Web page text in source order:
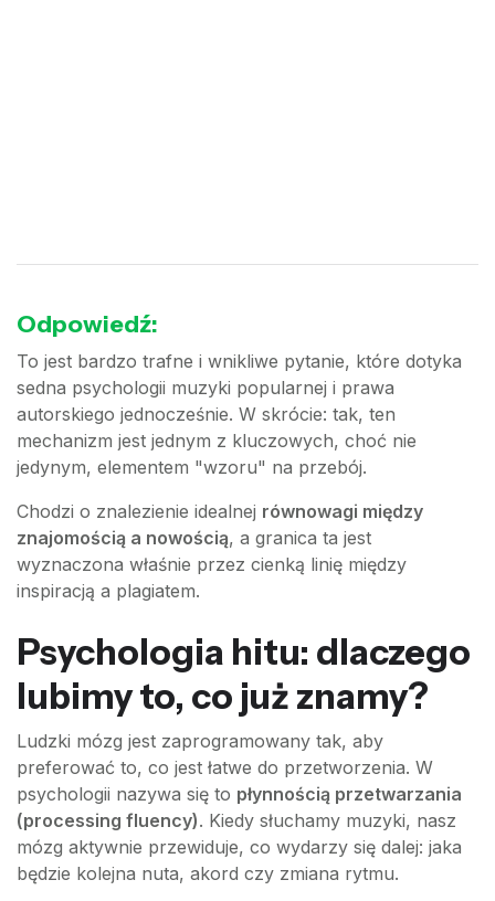
Odpowiedź:
To jest bardzo trafne i wnikliwe pytanie, które dotyka
sedna psychologii muzyki popularnej i prawa
autorskiego jednocześnie. W skrócie: tak, ten
mechanizm jest jednym z kluczowych, choć nie
jedynym, elementem "wzoru" na przebój.
Chodzi o znalezienie idealnej równowagi między
znajomością a nowością, a granica ta jest
wyznaczona właśnie przez cienką linię między
inspiracją a plagiatem.
Psychologia hitu: dlaczego
lubimy to, co już znamy?
Ludzki mózg jest zaprogramowany tak, aby
preferować to, co jest łatwe do przetworzenia. W
psychologii nazywa się to płynnością przetwarzania
(processing fluency). Kiedy słuchamy muzyki, nasz
mózg aktywnie przewiduje, co wydarzy się dalej: jaka
będzie kolejna nuta, akord czy zmiana rytmu.